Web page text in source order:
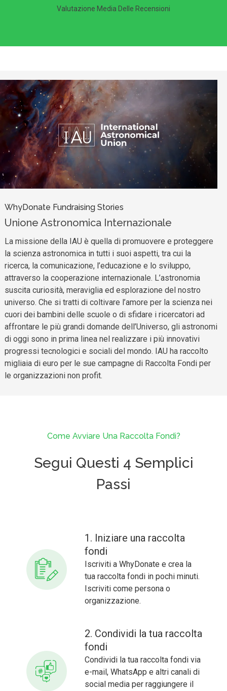
Valutazione Media Delle Recensioni
WhyDonate Fundraising Stories
Unione Astronomica Internazionale
La missione della IAU è quella di promuovere e proteggere
la scienza astronomica in tutti i suoi aspetti, tra cui la
ricerca, la comunicazione, l’educazione e lo sviluppo,
attraverso la cooperazione internazionale. L’astronomia
suscita curiosità, meraviglia ed esplorazione del nostro
universo. Che si tratti di coltivare l’amore per la scienza nei
cuori dei bambini delle scuole o di sfidare i ricercatori ad
affrontare le più grandi domande dell’Universo, gli astronomi
di oggi sono in prima linea nel realizzare i più innovativi
progressi tecnologici e sociali del mondo. IAU ha raccolto
migliaia di euro per le sue campagne di Raccolta Fondi per
le organizzazioni non profit.
Come Avviare Una Raccolta Fondi?
Segui Questi 4 Semplici
Passi
1. Iniziare una raccolta
fondi
Iscriviti a WhyDonate e crea la
tua raccolta fondi in pochi minuti.
Iscriviti come persona o
organizzazione.
2. Condividi la tua raccolta
fondi
Condividi la tua raccolta fondi via
e-mail, WhatsApp e altri canali di
social media per raggiungere il